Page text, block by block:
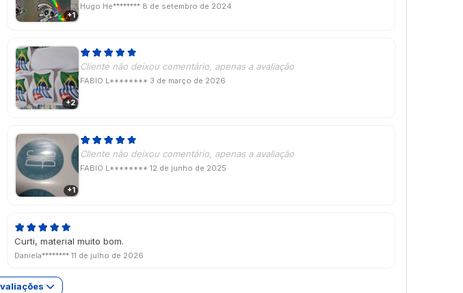
+1
Hugo He******** 8 de setembro de 2024
+2
Cliente não deixou comentário, apenas a avaliação
FABIO L******** 3 de março de 2026
+1
Cliente não deixou comentário, apenas a avaliação
FABIO L******** 12 de junho de 2025
Curti, material muito bom.
Daniela******** 11 de julho de 2026